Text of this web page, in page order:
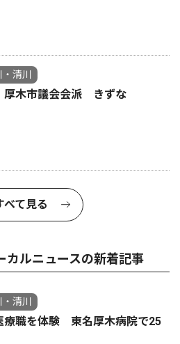
清川
木市議会会派 きずな
べて見る
カルニュースの新着記事
清川
療職を体験 東名厚木病院で25